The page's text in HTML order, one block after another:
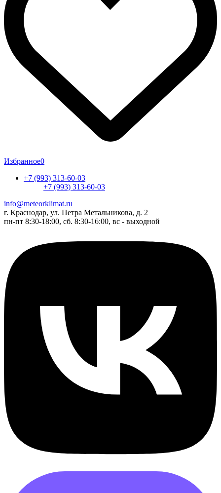
Избранное0
+7 (993) 313-60-03
+7 (993) 313-60-03
info@meteorklimat.ru
г. Краснодар, ул. Петра Метальникова, д. 2
пн-пт 8:30-18:00, сб. 8:30-16:00, вс - выходной